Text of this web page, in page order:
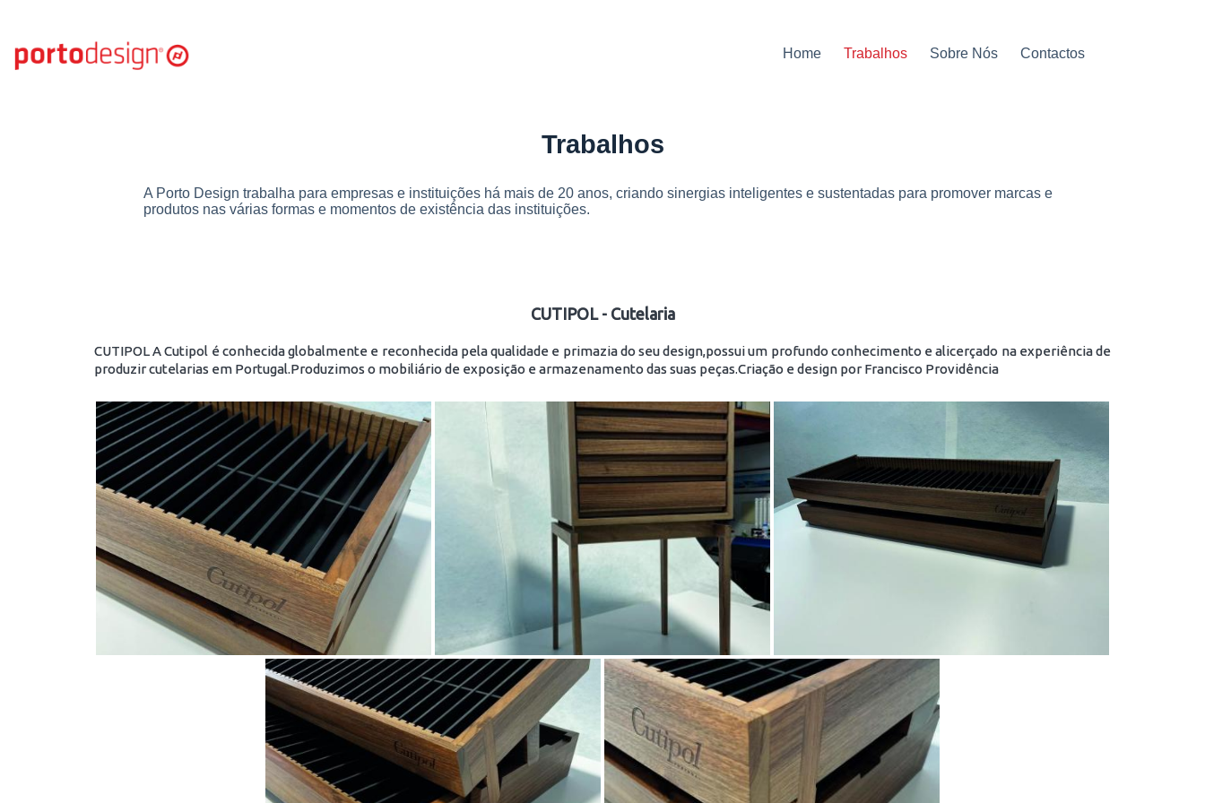
Home Trabalhos Sobre Nós Contactos
Trabalhos
A Porto Design trabalha para empresas e instituições há mais de 20 anos, criando sinergias inteligentes e sustentadas para promover marcas e
produtos nas várias formas e momentos de existência das instituições.
CUTIPOL - Cutelaria
CUTIPOL A Cutipol é conhecida globalmente e reconhecida pela qualidade e primazia do seu design,possui um profundo conhecimento e alicerçado na experiência de
produzir cutelarias em Portugal.Produzimos o mobiliário de exposição e armazenamento das suas peças.Criação e design por Francisco Providência